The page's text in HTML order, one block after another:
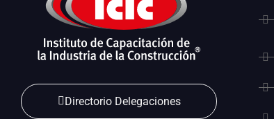
Directorio Delegaciones